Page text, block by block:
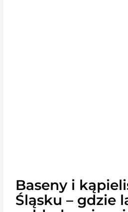
Baseny i
Śląsku – gdzie